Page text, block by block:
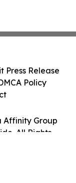
Affinity Group
All Rights
Press Release
Policy